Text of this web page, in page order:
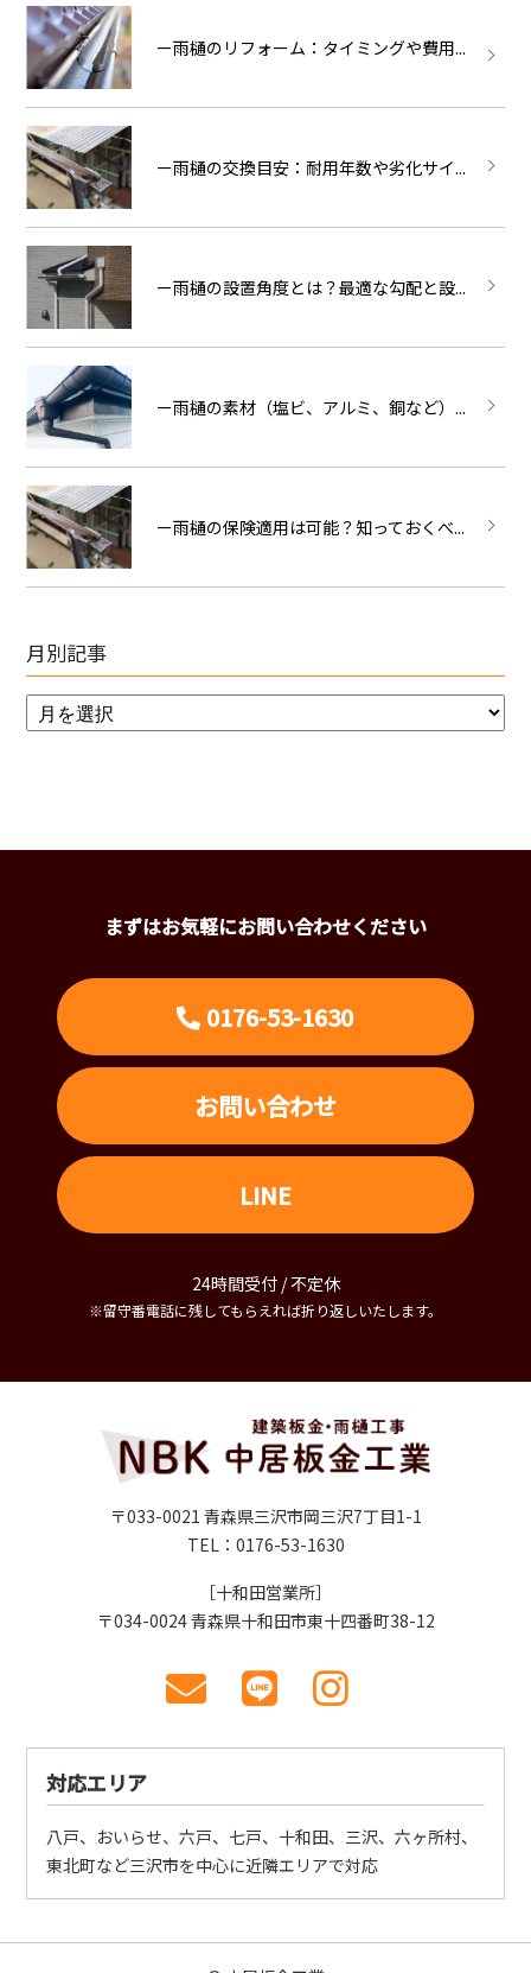
ー雨樋のリフォーム：タイミングや費用...
ー雨樋の交換目安：耐用年数や劣化サイ...
ー雨樋の設置角度とは？最適な勾配と設...
ー雨樋の素材（塩ビ、アルミ、銅など）...
ー雨樋の保険適用は可能？知っておくべ...
月別記事
まずはお気軽にお問い合わせください
0176-53-1630
お問い合わせ
LINE
24時間受付 / 不定休
※留守番電話に残してもらえれば折り返しいたします。
〒033-0021 青森県三沢市岡三沢7丁目1-1
［十和田営業所］
〒034-0024 青森県十和田市東十四番町38-12
TEL：0176-53-1630
対応エリア
八戸、おいらせ、六戸、七戸、十和田、三沢、六ヶ所村、
東北町など三沢市を中心に近隣エリアで対応